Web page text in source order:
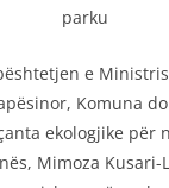
e
Komuna
ekologjike për
Mimoza Kusari-